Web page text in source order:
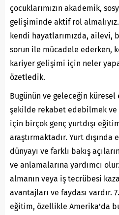
çocuklarımızın akademik,
gelişiminde aktif rol
kendi hayatlarımızda, ailevi,
sorun ile mücadele ederken,
kariyer gelişimi için neler
özetledik.
Bugünün ve geleceğin
şekilde rekabet edebilmek
için birçok genç yurtdışı
araştırmaktadır. Yurt
dünyayı ve farklı bakış
ve anlamalarına yardımcı
almanın veya iş tecrübesi
avantajları ve faydası vardır.
eğitim, özellikle Amerika’da